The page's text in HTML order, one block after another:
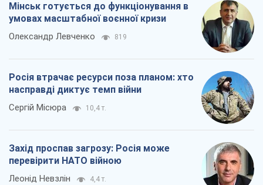
Мінськ готується до функціонування в
умовах масштабної воєнної кризи
Олександр Левченко 819
Росія втрачає ресурси поза планом: хто
насправді диктує темп війни
Сергій Місюра 10,4 т.
Захід проспав загрозу: Росія може
перевірити НАТО війною
Леонід Невзлін 4,4 т.